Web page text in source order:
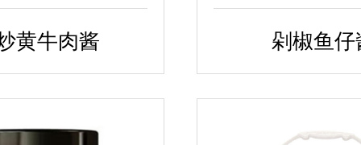
黄牛肉酱 剁椒鱼仔